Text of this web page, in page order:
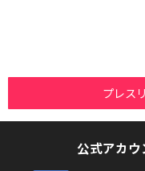
プレス
公式アカウ